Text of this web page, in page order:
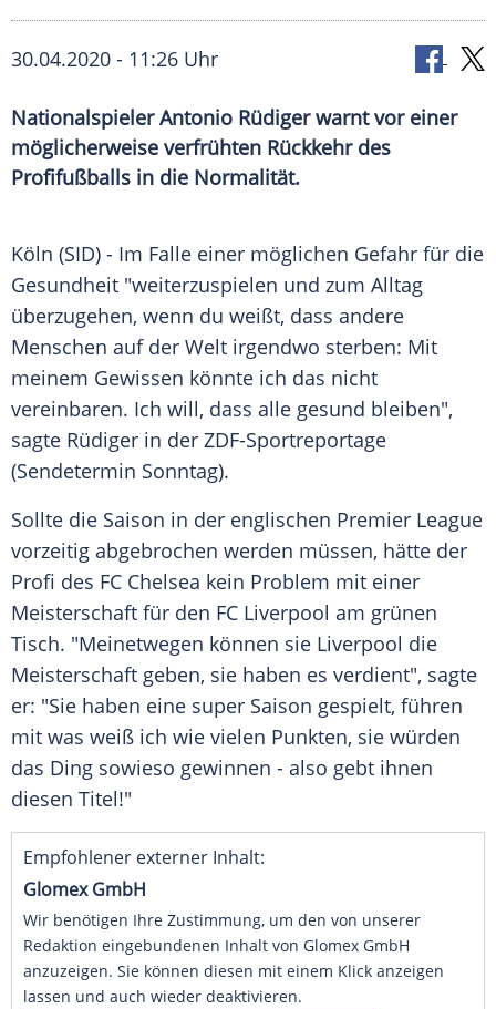
30.04.2020 - 11:26 Uhr
Nationalspieler Antonio Rüdiger warnt vor einer
möglicherweise verfrühten Rückkehr des
Profifußballs in die Normalität.
Köln (SID) - Im Falle einer möglichen Gefahr für die
Gesundheit "weiterzuspielen und zum Alltag
überzugehen, wenn du weißt, dass andere
Menschen auf der Welt irgendwo sterben: Mit
meinem Gewissen könnte ich das nicht
vereinbaren. Ich will, dass alle gesund bleiben",
sagte Rüdiger in der ZDF-Sportreportage
(Sendetermin Sonntag).
Sollte die Saison in der englischen Premier League
vorzeitig abgebrochen werden müssen, hätte der
Profi des FC Chelsea kein Problem mit einer
Meisterschaft für den FC Liverpool am grünen
Tisch. "Meinetwegen können sie Liverpool die
Meisterschaft geben, sie haben es verdient", sagte
er: "Sie haben eine super Saison gespielt, führen
mit was weiß ich wie vielen Punkten, sie würden
das Ding sowieso gewinnen - also gebt ihnen
diesen Titel!"
Empfohlener externer Inhalt:
Glomex GmbH
Wir benötigen Ihre Zustimmung, um den von unserer
Redaktion eingebundenen Inhalt von Glomex GmbH
anzuzeigen. Sie können diesen mit einem Klick anzeigen
lassen und auch wieder deaktivieren.